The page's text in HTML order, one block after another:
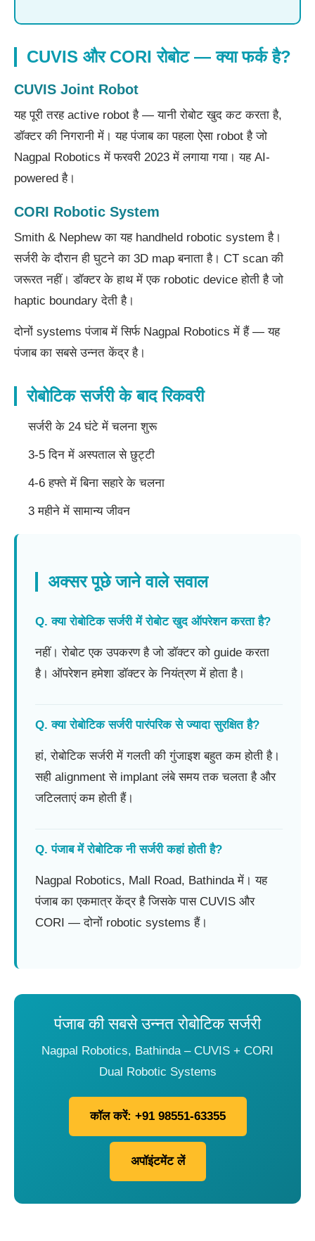
CUVIS और CORI रोबोट — क्या फर्क है?
CUVIS Joint Robot
यह पूरी तरह active robot है — यानी रोबोट खुद कट करता है,
डॉक्टर की निगरानी में। यह पंजाब का पहला ऐसा robot है जो
Nagpal Robotics में फरवरी 2023 में लगाया गया। यह AI-
powered है।
CORI Robotic System
Smith & Nephew का यह handheld robotic system है।
सर्जरी के दौरान ही घुटने का 3D map बनाता है। CT scan की
जरूरत नहीं। डॉक्टर के हाथ में एक robotic device होती है जो
haptic boundary देती है।
दोनों systems पंजाब में सिर्फ Nagpal Robotics में हैं — यह
पंजाब का सबसे उन्नत केंद्र है।
रोबोटिक सर्जरी के बाद रिकवरी
सर्जरी के 24 घंटे में चलना शुरू
3-5 दिन में अस्पताल से छुट्टी
4-6 हफ्ते में बिना सहारे के चलना
3 महीने में सामान्य जीवन
अक्सर पूछे जाने वाले सवाल
Q. क्या रोबोटिक सर्जरी में रोबोट खुद ऑपरेशन करता है?
नहीं। रोबोट एक उपकरण है जो डॉक्टर को guide करता
है। ऑपरेशन हमेशा डॉक्टर के नियंत्रण में होता है।
Q. क्या रोबोटिक सर्जरी पारंपरिक से ज्यादा सुरक्षित है?
हां, रोबोटिक सर्जरी में गलती की गुंजाइश बहुत कम होती है।
सही alignment से implant लंबे समय तक चलता है और
जटिलताएं कम होती हैं।
Q. पंजाब में रोबोटिक नी सर्जरी कहां होती है?
Nagpal Robotics, Mall Road, Bathinda में। यह
पंजाब का एकमात्र केंद्र है जिसके पास CUVIS और
CORI — दोनों robotic systems हैं।
पंजाब की सबसे उन्नत रोबोटिक सर्जरी
Nagpal Robotics, Bathinda – CUVIS + CORI
Dual Robotic Systems
कॉल करें: +91 98551-63355
अपॉइंटमेंट लें